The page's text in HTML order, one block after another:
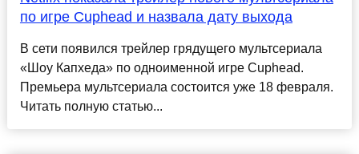
по игре Cuphead и назвала дату выхода
В сети появился трейлер грядущего мультсериала
«Шоу Капхеда» по одноименной игре Cuphead.
Премьера мультсериала состоится уже 18 февраля.
Читать полную статью...